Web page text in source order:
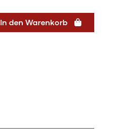
In den Warenkorb